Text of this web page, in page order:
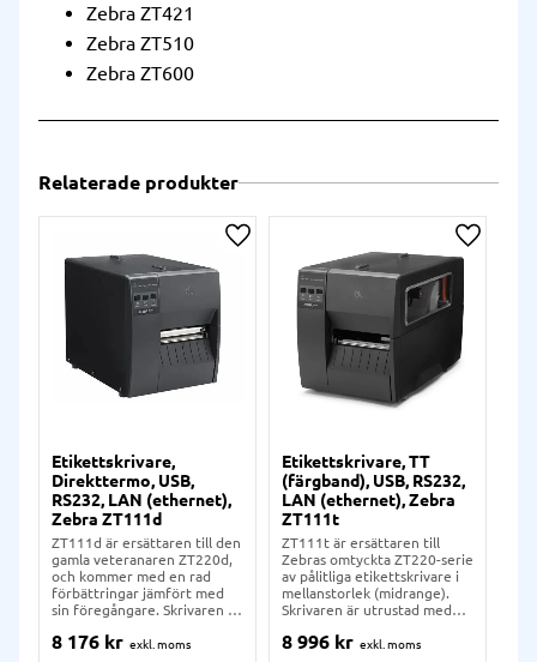
Zebra ZT421
Zebra ZT510
Zebra ZT600
Relaterade produkter
Etikettskrivare,
Direkttermo, USB,
RS232, LAN (ethernet),
Zebra ZT111d
ZT111d är ersättaren till den
gamla veteranaren ZT220d,
och kommer med en rad
förbättringar jämfört med
sin föregångare. Skrivaren är
anslutning, och går att välja
8 176 kr
Lägg till i önskelista
Etikettskrivare, TT
(färgband), USB, RS232,
LAN (ethernet), Zebra
ZT111t
ZT111t är ersättaren till
Zebras omtyckta ZT220-serie
av pålitliga etikettskrivare i
mellanstorlek (midrange).
Skrivaren är utrustad med
och går att välja med 203
8 996 kr
Lägg till